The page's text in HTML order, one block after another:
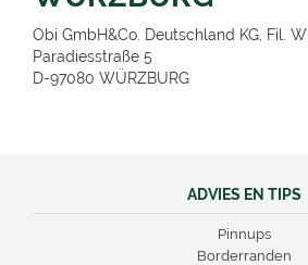
Obi GmbH&Co. Deutschland KG, Fil.
Paradiesstraße 5
D-97080 WÜRZBURG
ADVIES EN TIPS
Pinnups
Borderranden